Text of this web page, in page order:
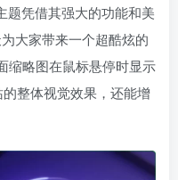
题凭借其强大的功能和美
大家带来一个超酷炫的
略图在鼠标悬停时显示
整体视觉效果，还能增